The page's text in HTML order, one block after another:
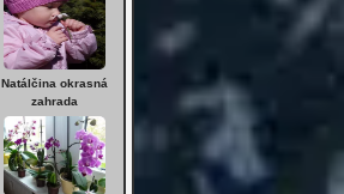
Natálčina okrasná
zahrada